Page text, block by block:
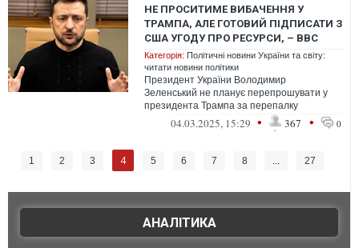
НЕ ПРОСИТИМЕ ВИБАЧЕННЯ У
ТРАМПА, АЛЕ ГОТОВИЙ ПІДПИСАТИ З
США УГОДУ ПРО РЕСУРСИ, – BBC
Категорія: Політичні новини України та світу:
читати новини політики
Президент України Володимир
Зеленський не планує перепрошувати у
президента Трампа за перепалку
в Овальному кабінеті, але готовий
підписати із США уго...
04.03.2025, 15:29 • 367 • 0
1 2 3 4 5 6 7 8 ... 27
АНАЛІТИКА